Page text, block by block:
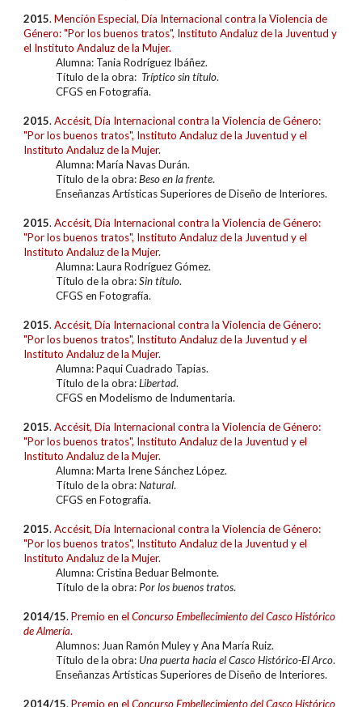
2015.Mención Especial, Día Internacional contra la Violencia de
Género: "Por los buenos tratos", Instituto Andaluz de la Juventud y
el Instituto Andaluz de la Mujer.
Alumna: Tania Rodríguez Ibáñez.
Título de la obra: Tríptico sin título.
CFGS en Fotografía.
2015.Accésit, Día Internacional contra la Violencia de Género:
"Por los buenos tratos", Instituto Andaluz de la Juventud y el
Instituto Andaluz de la Mujer.
Alumna: María Navas Durán.
Título de la obra:Beso en la frente.
Enseñanzas Artísticas Superiores de Diseño de Interiores.
2015.Accésit, Día Internacional contra la Violencia de Género:
"Por los buenos tratos", Instituto Andaluz de la Juventud y el
Instituto Andaluz de la Mujer.
Alumna:Laura Rodríguez Gómez.
Título de la obra:Sin título.
CFGS en Fotografía.
2015.Accésit, Día Internacional contra la Violencia de Género:
"Por los buenos tratos", Instituto Andaluz de la Juventud y el
Instituto Andaluz de la Mujer.
Alumna:Paqui Cuadrado Tapias.
Título de la obra:Libertad.
CFGS en Modelismo de Indumentaria.
2015.Accésit, Día Internacional contra la Violencia de Género:
"Por los buenos tratos", Instituto Andaluz de la Juventud y el
Instituto Andaluz de la Mujer.
Alumna:Marta Irene Sánchez López.
Título de la obra:Natural.
CFGS en Fotografía.
2015.Accésit, Día Internacional contra la Violencia de Género:
"Por los buenos tratos", Instituto Andaluz de la Juventud y el
Instituto Andaluz de la Mujer.
Alumna:Cristina Beduar Belmonte.
Título de la obra: Por los buenos tratos.
2014/15.Premio en el Concurso Embellecimiento del Casco Histórico
de Almería.
Alumnos: Juan Ramón Muley y Ana María Ruiz.
Título de la obra: Una puerta hacia el Casco Histórico-El Arco.
Enseñanzas Artísticas Superiores de Diseño de Interiores.
2014/15.Premio en el Concurso Embellecimiento del Casco Histórico